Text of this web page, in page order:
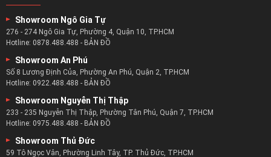
Showroom Ngô Gia Tự
276 - 274 Ngô Gia Tự, Phường 4, Quận 10, TP.HCM
Hotline: 0878.488.488 - BẢN ĐỒ
Showroom An Phú
Số 8 Lương Định Của, Phường An Phú, Quận 2, TP.HCM
Hotline: 0922.488.488 - BẢN ĐỒ
Showroom Nguyễn Thị Thập
233 - 235 Nguyễn Thị Thập, Phường Tân Phú, Quận 7, TP.HCM
Hotline: 0975.488.488 - BẢN ĐỒ
Showroom Thủ Đức
59 Tô Ngọc Vân, Phường Linh Tây, TP. Thủ Đức, TP.HCM